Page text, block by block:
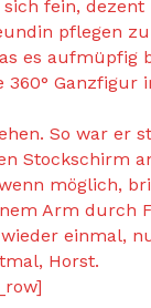
fein,
pflegen
es aufmüpfig
So war
Stockschirm
möglich,
Arm durch
einmal,
Horst.